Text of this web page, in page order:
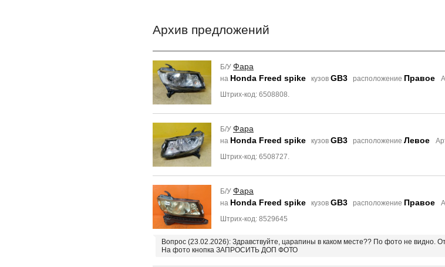
Архив предложений
Б/У Фара
на Honda Freed spike кузов GB3 расположение Правое
Штрих-код: 6508808.
Б/У Фара
на Honda Freed spike кузов GB3 расположение Левое
Штрих-код: 6508727.
Б/У Фара
на Honda Freed spike кузов GB3 расположение Правое
Штрих-код: 8529645
Вопрос (23.02.2026): Здравствуйте, царапины в каком месте?? По фото не видно.
На фото кнопка ЗАПРОСИТЬ ДОП ФОТО